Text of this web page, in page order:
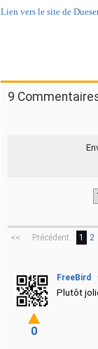
Lien vers le site de
9
<< Précédent 1 2
FreeBird •
Plutôt
0